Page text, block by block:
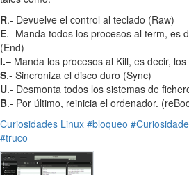
R.- Devuelve el control al teclado (Raw)
E.- Manda todos los procesos al term, es
(End)
I.– Manda los procesos al Kill, es decir, los
S.- Sincroniza el disco duro (Sync)
U.- Desmonta todos los sistemas de
B.- Por último, reinicia el ordenador.
Curiosidades Linux #bloqueo
#truco